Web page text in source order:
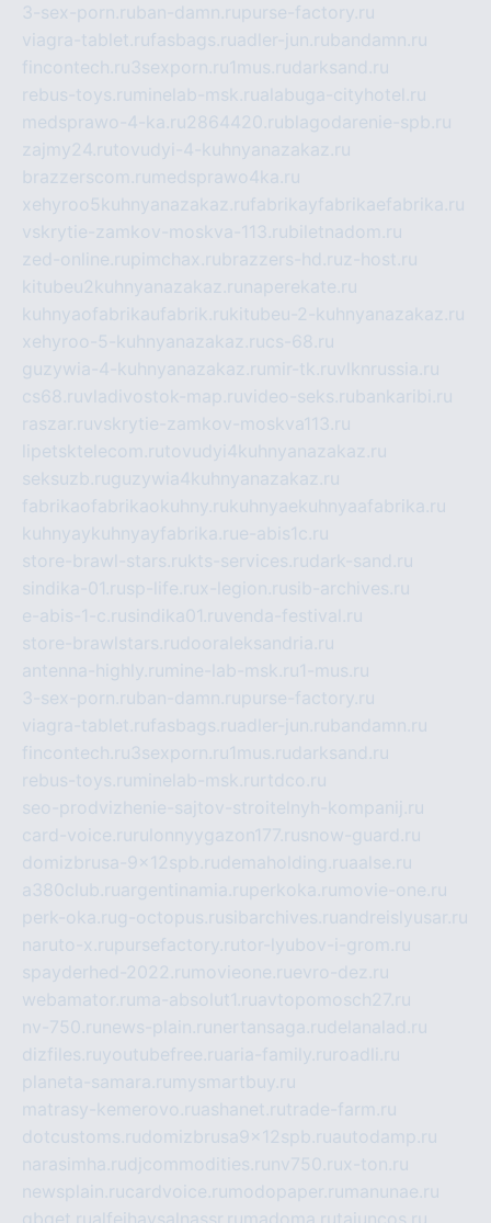
3-sex-porn.ruban-damn.rupurse-factory.ru
viagra-tablet.rufasbags.ruadler-jun.rubandamn.ru
fincontech.ru3sexporn.ru1mus.rudarksand.ru
rebus-toys.ru minelab-msk.rualabuga-cityhotel.ru
medsprawo-4-ka.ru2864420.rublagodarenie-spb.ru
zajmy24.rutovudyi-4-kuhnyanazakaz.ru
brazzerscom.ru medsprawo4ka.ru
xehyroo5kuhnyanazakaz.rufabrikayfabrikaefabrika.ru
vskrytie-zamkov-moskva-113.rubiletnadom.ru
zed-online.rupimchax.rubrazzers-hd.ruz-host.ru
kitubeu2kuhnyanazakaz.ru naperekate.ru
kuhnyaofabrikaufabrik.rukitubeu-2-kuhnyanazakaz.ru
xehyroo-5-kuhnyanazakaz.rucs-68.ru
guzywia-4-kuhnyanazakaz.ru mir-tk.ruvlknrussia.ru
cs68.ruvladivostok-map.ruvideo-seks.rubankaribi.ru
raszar.ruvskrytie-zamkov-moskva113.ru
lipetsktelecom.rutovudyi4kuhnyanazakaz.ru
seksuzb.ruguzywia4kuhnyanazakaz.ru
fabrikaofabrikaokuhny.rukuhnyaekuhnyaafabrika.ru
kuhnyaykuhnyayfabrika.rue-abis1c.ru
store-brawl-stars.rukts-services.rudark-sand.ru
sindika-01.rusp-life.rux-legion.rusib-archives.ru
e-abis-1-c.rusindika01.ruvenda-festival.ru
store-brawlstars.rudooraleksandria.ru
antenna-highly.ru mine-lab-msk.ru1-mus.ru
3-sex-porn.ruban-damn.rupurse-factory.ru
viagra-tablet.rufasbags.ruadler-jun.rubandamn.ru
fincontech.ru3sexporn.ru1mus.rudarksand.ru
rebus-toys.ru minelab-msk.ru rtdco.ru
seo-prodvizhenie-sajtov-stroitelnyh-kompanij.ru
card-voice.ru rulonnyygazon177.rusnow-guard.ru
domizbrusa-9x12spb.rudemaholding.ruaalse.ru
a380club.ruargentinamia.ruperkoka.ru movie-one.ru
perk-oka.rug-octopus.rusibarchives.ruandreislyusar.ru
naruto-x.rupursefactory.rutor-lyubov-i-grom.ru
spayderhed-2022.ru movieone.ruevro-dez.ru
webamator.ru ma-absolut1.ruavtopomosch27.ru
nv-750.ru news-plain.ru nertansaga.rudelanalad.ru
dizfiles.ruyoutubefree.ruaria-family.ru roadli.ru
planeta-samara.ru mysmartbuy.ru
matrasy-kemerovo.ruashanet.rutrade-farm.ru
dotcustoms.rudomizbrusa9x12spb.ruautodamp.ru
narasimha.rudjcommodities.ru nv750.rux-ton.ru
newsplain.rucardvoice.ru modopaper.ru manunae.ru